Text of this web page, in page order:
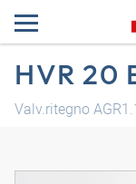
HVR 20
Valv.ritegno